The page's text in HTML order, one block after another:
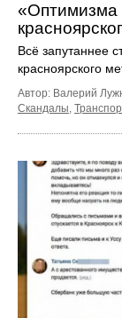
«Оптимизма
Всё запутаннее
красноярского
Автор: Валерий
Скандалы,